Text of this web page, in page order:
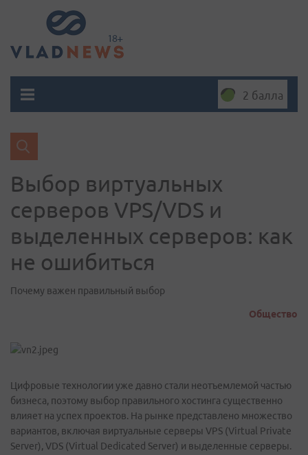
2 балла
Выбор виртуальных
серверов VPS/VDS и
выделенных серверов: как
не ошибиться
Почему важен правильный выбор
Общество
Цифровые технологии уже давно стали неотъемлемой частью
бизнеса, поэтому выбор правильного хостинга существенно
влияет на успех проектов. На рынке представлено множество
вариантов, включая виртуальные серверы VPS (Virtual Private
Server), VDS (Virtual Dedicated Server) и выделенные серверы.